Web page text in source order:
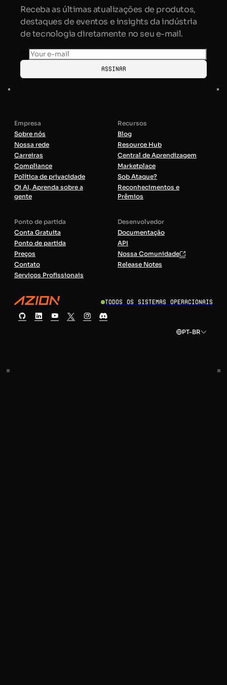
Receba as últimas atualizações de produtos,
destaques de eventos e insights da indústria
de tecnologia diretamente no seu e-mail.
Assinar
Empresa
Sobre nós
Nossa rede
Carreiras
Compliance
Política de privacidade
Oi AI, Aprenda sobre a
gente
Recursos
Blog
Resource Hub
Central de Aprendizagem
Marketplace
Sob Ataque?
Reconhecimentos e
Prêmios
Ponto de partida
Conta Gratuita
Ponto de partida
Preços
Contato
Serviços Profissionais
Desenvolvedor
Documentação
API
Nossa Comunidade
Release Notes
Todos os sistemas operacionais
PT-BR